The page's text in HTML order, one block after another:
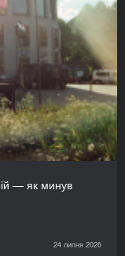
— як минув
24 липня 2026